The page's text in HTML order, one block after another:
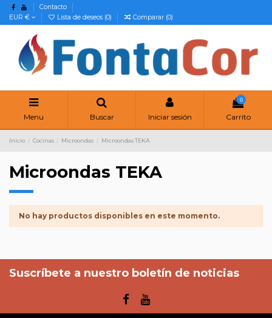
Contacto
EUR €
Lista de deseos (0) Comparar (0)
Menu Buscar Iniciar sesión
0
Carrito
Inicio Cocinas Microondas Microondas TEKA
Microondas TEKA
No hay productos disponibles en este momento.
Suscríbete a nuestro boletín de noticias